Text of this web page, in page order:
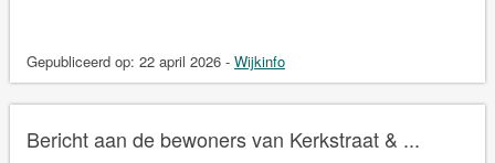
Gepubliceerd op: 22 april 2026 - Wijkinfo
Bericht aan de bewoners van Kerkstraat & ...